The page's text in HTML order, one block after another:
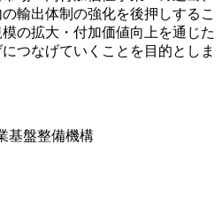
輸出体制の強化を後押しするこ
の拡大・付加価値向上を通じた
つなげていくことを目的としま
基盤整備機構